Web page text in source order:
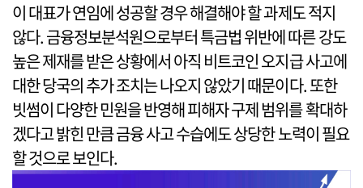
이 대표가 연임에 성공할 경우 해결해야 할 과제도 적지
않다. 금융정보분석원으로부터 특금법 위반에 따른 강도
높은 제재를 받은 상황에서 아직 비트코인 오지급 사고에
대한 당국의 추가 조치는 나오지 않았기 때문이다. 또한
빗썸이 다양한 민원을 반영해 피해자 구제 범위를 확대하
겠다고 밝힌 만큼 금융 사고 수습에도 상당한 노력이 필요
할 것으로 보인다.